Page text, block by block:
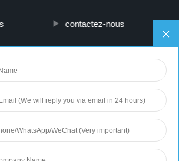
contactez-nous
COMPANY
And Tube Heat Exchanger
Mask Machine Hook Machine